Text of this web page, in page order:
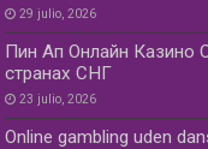
29 julio, 2026
Пин Ап Онлайн Казино
странах СНГ
23 julio, 2026
Online gambling uden